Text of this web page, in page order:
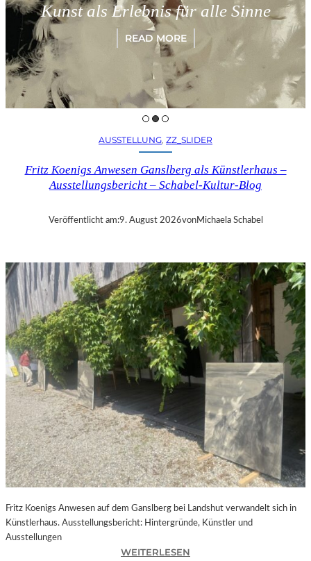
als Erlebnis für alle Sinne
READ MORE
AUSSTELLUNG, ZZ_SLIDER
Fritz Koenigs Anwesen Ganslberg als Künstlerhaus –
Ausstellungsbericht – Schabel-Kultur-Blog
Veröffentlicht am:9. August 2026vonMichaela Schabel
Fritz Koenigs Anwesen auf dem Ganslberg bei Landshut verwandelt sich in
Künstlerhaus. Ausstellungsbericht: Hintergründe, Künstler und
Ausstellungen
WEITERLESEN